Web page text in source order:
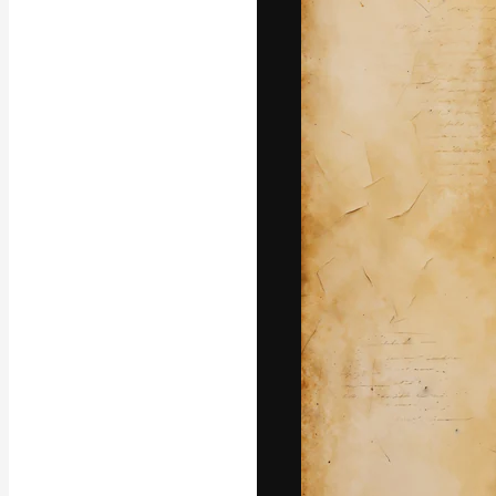
La
migliori lavori.
creativi,
Italiano
Copyright ©